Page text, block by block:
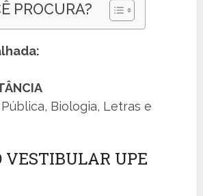
PROCURA?
Biologia, Letras e
VESTIBULAR UPE